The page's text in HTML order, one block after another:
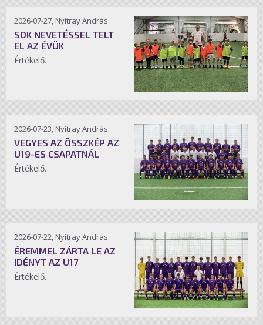
2026-07-27, Nyitray András
SOK NEVETÉSSEL TELT
EL AZ ÉVÜK
Értékelő.
2026-07-23, Nyitray András
VEGYES AZ ÖSSZKÉP AZ
U19-ES CSAPATNÁL
Értékelő.
2026-07-22, Nyitray András
ÉREMMEL ZÁRTA LE AZ
IDÉNYT AZ U17
Értékelő.